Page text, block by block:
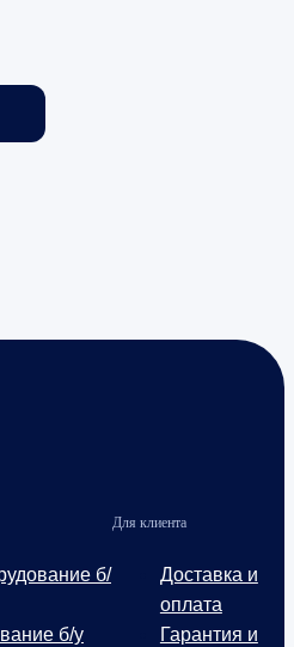
б/
б/у
Для клиента
Доставка и
оплата
Гарантия и